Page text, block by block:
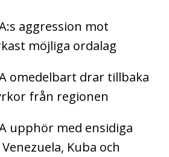
aggression mot
möjliga ordalag
omedelbart drar tillbaka
från regionen
upphör med ensidiga
Kuba och